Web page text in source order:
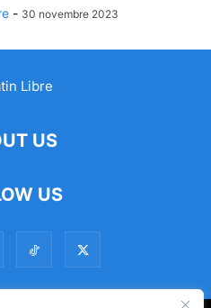
- 30 novembre 2023
US
US